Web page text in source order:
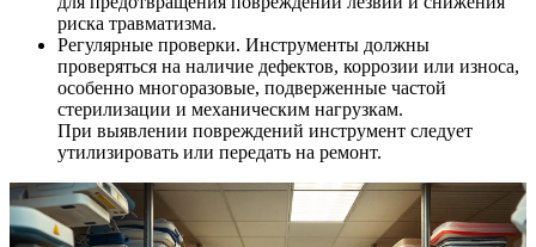
риска травматизма.
Регулярные проверки. Инструменты должны
проверяться на наличие дефектов, коррозии или износа,
особенно многоразовые, подверженные частой
стерилизации и механическим нагрузкам.
При выявлении повреждений инструмент следует
утилизировать или передать на ремонт.